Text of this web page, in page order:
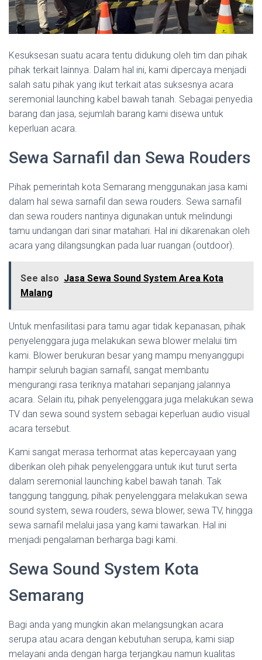
Kesuksesan suatu acara tentu didukung oleh tim dan pihak
pihak terkait lainnya. Dalam hal ini, kami dipercaya menjadi
salah satu pihak yang ikut terkait atas suksesnya acara
seremonial launching kabel bawah tanah. Sebagai penyedia
barang dan jasa, sejumlah barang kami disewa untuk
keperluan acara.
Sewa Sarnafil dan Sewa Rouders
Pihak pemerintah kota Semarang menggunakan jasa kami
dalam hal sewa sarnafil dan sewa rouders. Sewa sarnafil
dan sewa rouders nantinya digunakan untuk melindungi
tamu undangan dari sinar matahari. Hal ini dikarenakan oleh
acara yang dilangsungkan pada luar ruangan (outdoor).
See also Jasa Sewa Sound System Area Kota
Malang
Untuk menfasilitasi para tamu agar tidak kepanasan, pihak
penyelenggara juga melakukan sewa blower melalui tim
kami. Blower berukuran besar yang mampu menyanggupi
hampir seluruh bagian sarnafil, sangat membantu
mengurangi rasa teriknya matahari sepanjang jalannya
acara. Selain itu, pihak penyelenggara juga melakukan sewa
TV dan sewa sound system sebagai keperluan audio visual
acara tersebut.
Kami sangat merasa terhormat atas kepercayaan yang
diberikan oleh pihak penyelenggara untuk ikut turut serta
dalam seremonial launching kabel bawah tanah. Tak
tanggung tanggung, pihak penyelenggara melakukan sewa
sound system, sewa rouders, sewa blower, sewa TV, hingga
sewa sarnafil melalui jasa yang kami tawarkan. Hal ini
menjadi pengalaman berharga bagi kami.
Sewa Sound System Kota
Semarang
Bagi anda yang mungkin akan melangsungkan acara
serupa atau acara dengan kebutuhan serupa, kami siap
melayani anda dengan harga terjangkau namun kualitas